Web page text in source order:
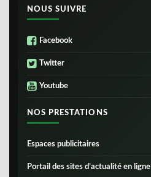
NOUS SUIVRE
Facebook
Twitter
Youtube
NOS PRESTATIONS
Espaces publicitaires
Portail des sites d’actualité en ligne